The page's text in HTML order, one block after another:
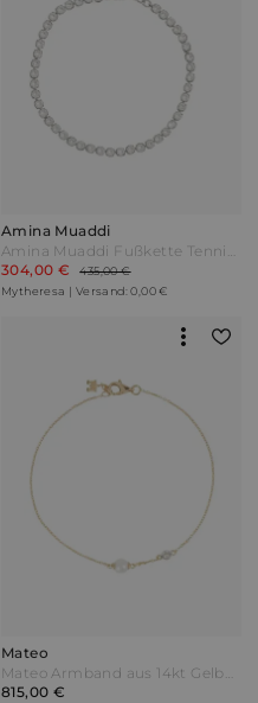
Amina Muaddi
304,00 €
435,00 €
Mytheresa | Versand: 0,00 €
Mateo
815,00 €